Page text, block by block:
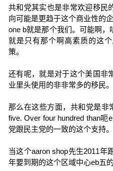
共和党其实也是非常欢迎移民
向可能是更趋于这个商业性的
one b就是那个我们。可能啊
就是只有那个啊高素质的这
策。
还有呢，就是对于这个美国非
业里头使用的非非常多的移民。
那么在这些方面，共和党是非
five. Over four hundred than
党跟民主党的一致的这个支持。
当这个aaron shop先生2011年
年要到期的这个区域中心eb五